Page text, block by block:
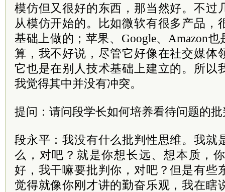
模仿但又很好的东西，那当然好。不过
从模仿开始的。比如微软有很多产品，
基础上做的；苹果、Google、Amazon也
算，我不好说，尽管它好像在社交媒体
它也是在别人技术基础上建立的。所以
我觉得其中并没有冲突。
提问：请问段学长如何培养看待问题的
段永平：我没有什么批判性思维。我就
么，对吧？就是你想长远、想本质，
好，我干嘛要批判你，对吧？但是有些
觉得就像你刚才讲的勤奋乐观，我在瞎